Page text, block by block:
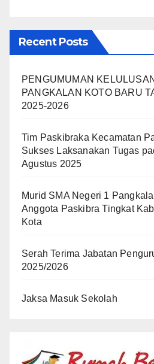
Recent Posts
PENGUMUMAN
PANGKALAN KOTO BARU
2025-2026
Tim Paskibraka Kecamatan
Sukses Laksanakan Tugas
Agustus 2025
Murid SMA Negeri 1
Anggota Paskibra Tingkat
Kota
Serah Terima Jabatan
2025/2026
Jaksa Masuk Sekolah